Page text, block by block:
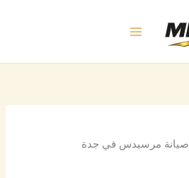
صيانة مرسيدس في جدة